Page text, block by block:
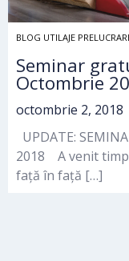
BLOG UTILAJE
Seminar
Octombrie
octombrie 2, 2018
UPDATE:
2018 A venit
față în față […]